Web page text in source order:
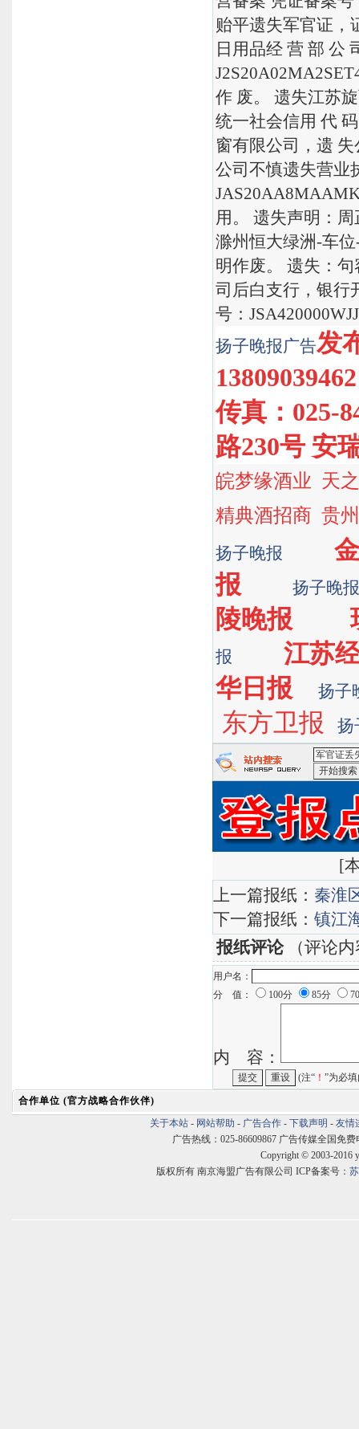
贻平遗失军官证，
日用品经 营 部 公
作 废。 遗失江苏
统一社会信用 代
窗有限公司，遗
公司不慎遗失营业
用。 遗失声明：周
滁州恒大绿洲-车
明作废。 遗失：
司后白支行，银行
号：
扬子晚报广告发
传真：025-
路230号 安
皖梦缘酒业 天
精典酒招商 贵
扬子晚报
报
扬子晚报
陵晚报
报
江苏
华日报
扬子
东方卫报 扬
索
[
上一篇报纸： 秦淮
下一篇报纸： 镇江
报纸评论（评论内
用户名：
分 值：
100分 85分
内 容：
(注“ ！ ”为必
合作单位 (官方战略合作伙伴)
关于本站 - 网站帮助 - 广告合作 - 下载声明 - 友情
广告热线：025-86609867 广告传媒全国免费
Copyright © 2003-2016
版权所有 南京海盟广告有限公司 ICP备案号：